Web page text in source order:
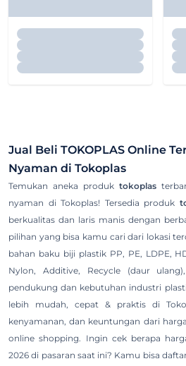
Jual Beli TOKOPLAS Online
Nyaman di Tokoplas
Temukan aneka produk tokoplas
nyaman di Tokoplas! Tersedia produk
berkualitas dan laris manis dengan
pilihan yang bisa kamu cari dari lokasi
bahan baku biji plastik PP, PE, LDPE,
Nylon, Additive, Recycle (daur
pendukung dan kebutuhan industri
lebih mudah, cepat & praktis di
kenyamanan, dan keuntungan dari
online shopping. Ingin cek berapa
2026 di pasaran saat ini? Kamu bisa